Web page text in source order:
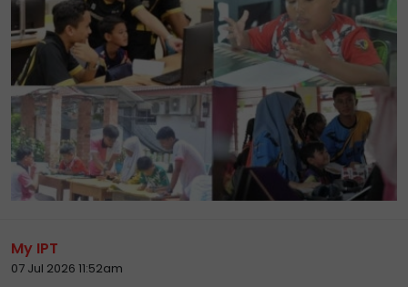
My IPT
07 Jul 2026 11:52am